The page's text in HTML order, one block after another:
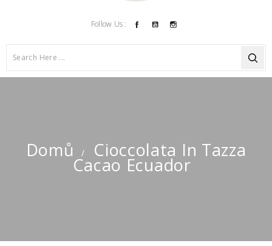
Follow Us : FacebookYouTube
Domů Cioccolata In Tazza
Cacao Ecuador